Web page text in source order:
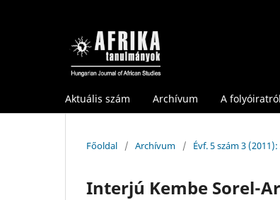
Aktuális szám Archívum A folyóiratról
Főoldal / Archívum / Évf. 5 szám 3
Interjú Kembe Sorel-